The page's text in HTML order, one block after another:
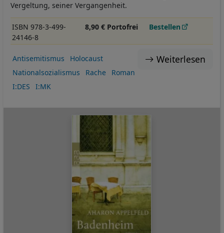
Vergeltung, seiner Vergangenheit.
ISBN 978-3-499-
24146-8
8,90 € Portofrei Bestellen
Weiterlesen
Antisemitismus
Holocaust
Nationalsozialismus
Rache
Roman
I:DES
I:MK